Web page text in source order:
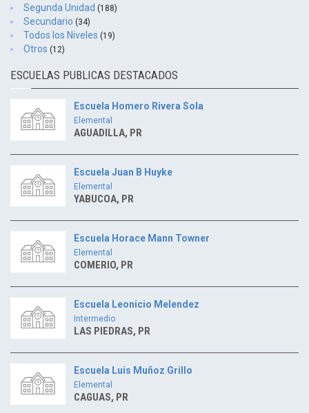
Segunda Unidad (188)
Secundario (34)
Todos los Niveles (19)
Otros (12)
ESCUELAS PUBLICAS DESTACADOS
Escuela Homero Rivera Sola
Elemental
AGUADILLA, PR
Escuela Juan B Huyke
Elemental
YABUCOA, PR
Escuela Horace Mann Towner
Elemental
COMERIO, PR
Escuela Leonicio Melendez
Intermedio
LAS PIEDRAS, PR
Escuela Luis Muñoz Grillo
Elemental
CAGUAS, PR